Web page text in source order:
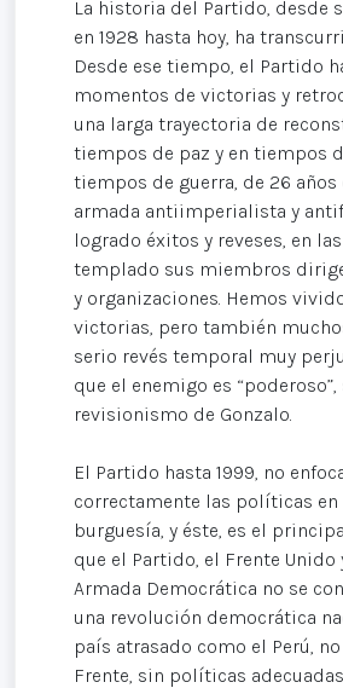
La historia del Partido, desde
en 1928 hasta hoy, ha
Desde ese tiempo, el Partido
momentos de victorias y
una larga trayectoria de
tiempos de paz y en tiempos
tiempos de guerra, de 26 años
armada antiimperialista y
logrado éxitos y reveses, en
templado sus miembros
y organizaciones. Hemos
victorias, pero también
serio revés temporal muy
que el enemigo es
revisionismo de Gonzalo.
El Partido hasta 1999, no
correctamente las políticas en
burguesía, y éste, es el
que el Partido, el Frente Unido
Armada Democrática no se
una revolución democrática
país atrasado como el Perú,
Frente, sin políticas